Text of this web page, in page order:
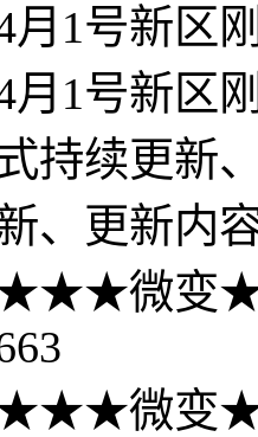
1号新区
1号新区
持续更新
、更新内
微变
微变